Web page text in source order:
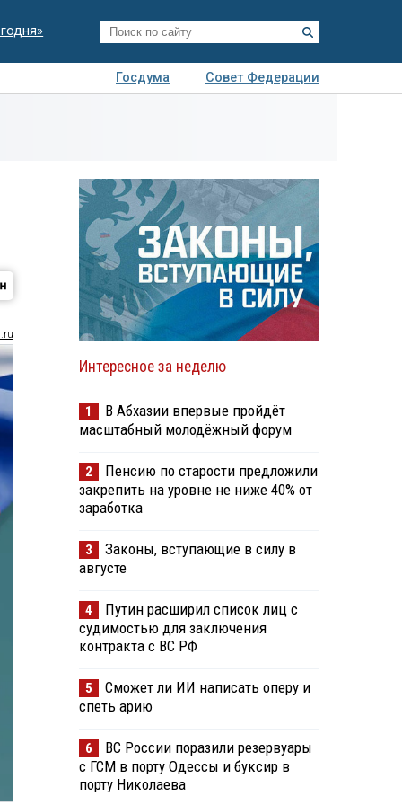
Госдума
Совет Федерации
Интересное за неделю
1
В Абхазии впервые пройдёт
масштабный молодёжный форум
2
Пенсию по старости предложили
закрепить на уровне не ниже 40% от
заработка
3
Законы, вступающие в силу в
августе
4
Путин расширил список лиц с
судимостью для заключения
контракта с ВС РФ
5
Сможет ли ИИ написать оперу и
спеть арию
6
ВС России поразили резервуары
с ГСМ в порту Одессы и буксир в
порту Николаева